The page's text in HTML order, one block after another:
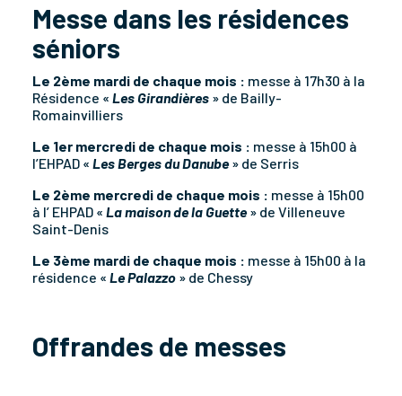
Messe dans les résidences
séniors
Le 2ème mardi de chaque mois : messe à 17h30 à la
Résidence « Les Girandières » de Bailly-
Romainvilliers
Le 1er mercredi de chaque mois : messe à 15h00 à
l’EHPAD « Les Berges du Danube» de Serris
Le 2ème mercredi de chaque mois : messe à 15h00
à l’ EHPAD « La maison de la Guette» de Villeneuve
Saint-Denis
Le 3ème mardi de chaque mois : messe à 15h00 à la
résidence « Le Palazzo » de Chessy
Offrandes de messes